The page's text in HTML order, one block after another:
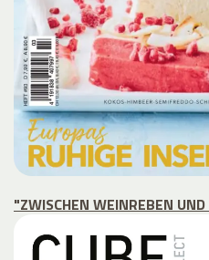
"ZWISCHEN WEINREBEN